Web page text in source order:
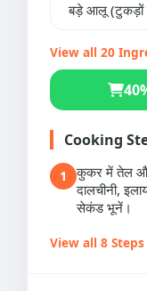
बड़े आलू (टुकड़ों
View all 20
Cooking
1
कुकर में तेल
दालचीनी,
सेकंड भूनें।
View all 8 Steps